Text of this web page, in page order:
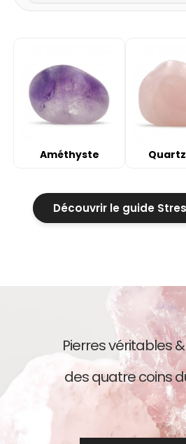
Améthyste
Découvrir le guide
Pierres véritables
des quatre coins